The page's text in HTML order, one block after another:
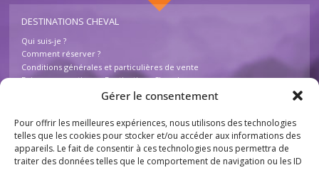
Gérer le consentement
Pour offrir les meilleures expériences, nous utilisons des technologies
telles que les cookies pour stocker et/ou accéder aux informations des
appareils. Le fait de consentir à ces technologies nous permettra de
traiter des données telles que le comportement de navigation ou les ID
DESTINATIONS CHEVAL
Qui suis-je ?
Comment réserver ?
Conditions générales et particulières de vente
Foire aux questions – Destinations Cheval
INFOS
Mentions légales
Plan du site